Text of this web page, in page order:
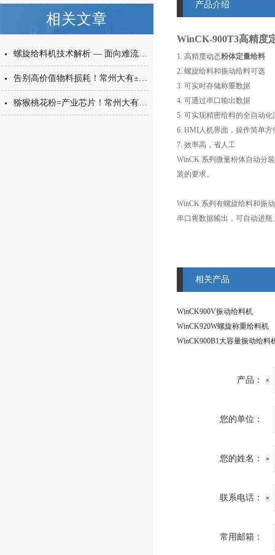
相关文章
螺旋给料机技术解析 — 面向难流动性粉体的微量高精度称重给料解决方案
告别高价值物料损耗！常州大有±0.001g西林瓶分装，让每一毫克都物尽其用
猕猴桃花粉=产业芯片！常州大有花粉分装机，守住每一克“植物黄金”的价值
产品介绍
WinCK-900T3高精度
1. 高精度动态粉体定量给料
2. 螺旋给料和振动给料可选
3. 可实时存储称重数据
4. 可通过串口输出数据
5. 可实现精密给料的全自动化
6. HMI人机界面，操作简单方
7. 效率高，省人工
WinCK 系列微量粉体自动分
装的要求。
WinCK 系列有螺旋给料和振
串口将数据输出，可自动进
相关产品
WinCK900V振动给料机
WinCK920W螺旋称重给料机
WinCK900B1大容量振动给料
产品：
您的单位：
您的姓名：
联系电话：
常用邮箱：